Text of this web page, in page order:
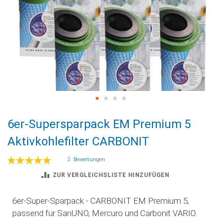
Anfang
der
Bildgalerie
springen
6er-Supersparpack EM Premium 5
Aktivkohlefilter CARBONIT
Bewertung:
2 Bewertungen
ZUR VERGLEICHSLISTE HINZUFÜGEN
6er-Super-Sparpack - CARBONIT EM Premium 5,
passend für SanUNO, Mercuro und Carbonit VARIO.